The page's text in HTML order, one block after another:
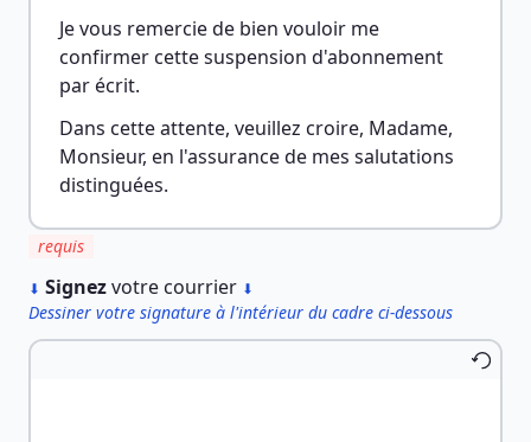
Je vous remercie de bien vouloir me
confirmer cette suspension d'abonnement
par écrit.
Dans cette attente, veuillez croire, Madame,
Monsieur, en l'assurance de mes salutations
distinguées.
requis
⬇ Signezvotre courrier ⬇
Dessiner votre signature à l'intérieur du cadre ci-dessous